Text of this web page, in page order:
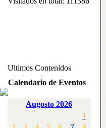
Ultimos Contenidos
1:
Articulos varios
[Visitas: 5713]
Campeonato de
[Visitas: 4136]
Calendario de Eventos
Augosto 2026
1